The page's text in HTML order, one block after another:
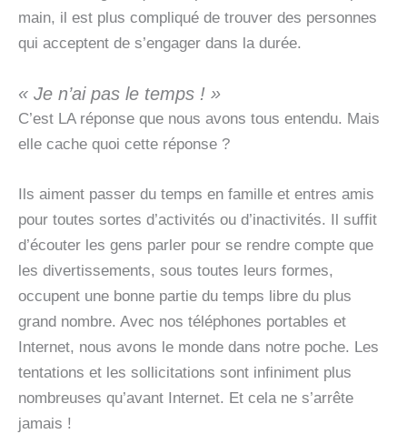
main, il est plus compliqué de trouver des personnes
qui acceptent de s’engager dans la durée.
« Je n’ai pas le temps ! »
C’est LA réponse que nous avons tous entendu. Mais
elle cache quoi cette réponse ?
Ils aiment passer du temps en famille et entres amis
pour toutes sortes d’activités ou d’inactivités. Il suffit
d’écouter les gens parler pour se rendre compte que
les divertissements, sous toutes leurs formes,
occupent une bonne partie du temps libre du plus
grand nombre. Avec nos téléphones portables et
Internet, nous avons le monde dans notre poche. Les
tentations et les sollicitations sont infiniment plus
nombreuses qu’avant Internet. Et cela ne s’arrête
jamais !